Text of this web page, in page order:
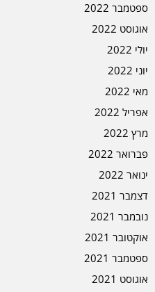
ספטמבר 2022
אוגוסט 2022
יולי 2022
יוני 2022
מאי 2022
אפריל 2022
מרץ 2022
פברואר 2022
ינואר 2022
דצמבר 2021
נובמבר 2021
אוקטובר 2021
ספטמבר 2021
אוגוסט 2021